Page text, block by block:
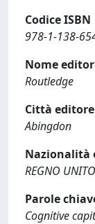
Codice ISBN
978-1-138-
Nome
Routledge
Città editore
Abingdon
Nazionalità
REGNO
Parole
Cognitive